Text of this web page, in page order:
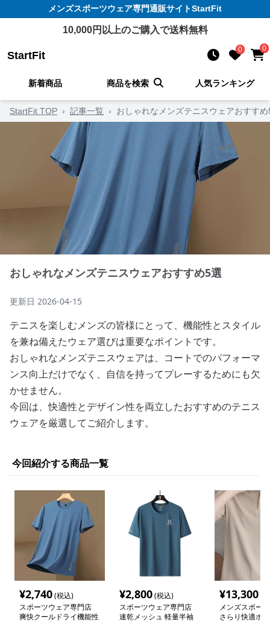
メンズスポーツウェア専門通販サイトStartFit
10,000円以上のご購入で送料無料
StartFit 0 0
新着商品 商品を検索 人気ランキング
StartFit TOP › 記事一覧 › おしゃれなメンズテニスウェアおすす
おしゃれなメンズテニスウェアおすすめ5選
更新日 2026-04-15
テニスを楽しむメンズの皆様にとって、機能性とスタイル
を兼ね備えたウェア選びは重要なポイントです。
おしゃれなメンズテニスウェアは、コートでのパフォーマ
ンス向上だけでなく、自信を持ってプレーするためにも欠
かせません。
今回は、快適性とデザイン性を両立したおすすめのテニス
ウェアを厳選してご紹介します。
今回紹介する商品一覧
¥2,740(税込)
スポーツウェア専門店
爽快クールドライ機能性
¥2,800(税込)
スポーツウェア専門店
速乾メッシュ 軽量半袖
¥13,300
メンズスポー
さらり快適ポ